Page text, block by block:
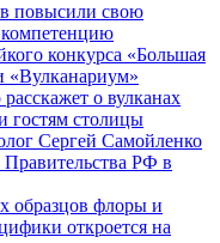
повысили свою
конкурса «Большая
«Вулканариум»
о вулканах
гостям столицы
Сергей Самойленко
РФ в
образцов флоры и
откроется на